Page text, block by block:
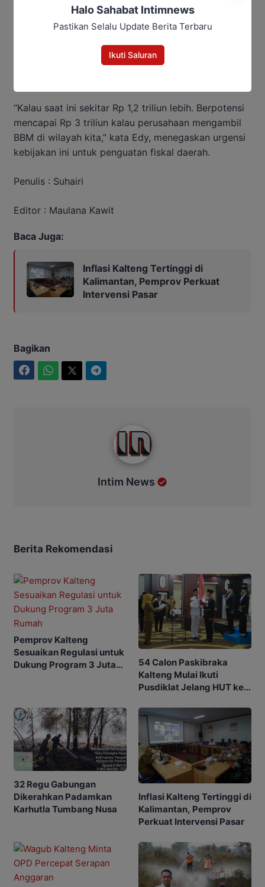
“Kalau saat ini sekitar Rp 1,2 triliun lebih. Berpotensi
mencapai Rp 3 triliun kalau perusahaan mengambil
BBM di wilayah kita,” kata Edy, menegaskan urgensi
kebijakan ini untuk penguatan fiskal daerah.
Penulis : Suhairi
Editor : Maulana Kawit
Baca Juga:
Inflasi Kalteng Tertinggi di
Kalimantan, Pemprov Perkuat
Intervensi Pasar
Bagikan
Intim News
Berita Rekomendasi
Pemprov Kalteng
Sesuaikan Regulasi untuk
Dukung Program 3 Juta
54 Calon Paskibraka
Kalteng Mulai Ikuti
Pusdiklat Jelang HUT ke-
32 Regu Gabungan
Dikerahkan Padamkan
Karhutla Tumbang Nusa
Inflasi Kalteng Tertinggi di
Kalimantan, Pemprov
Perkuat Intervensi Pasar
Halo Sahabat Intimnews
Pastikan Selalu Update Berita Terbaru
Ikuti Saluran